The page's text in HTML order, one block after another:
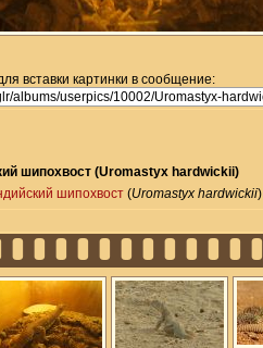
вставки картинки в сообщение:
шипохвост (Uromastyx hardwickii)
шипохвост (Uromastyx hardwickii)